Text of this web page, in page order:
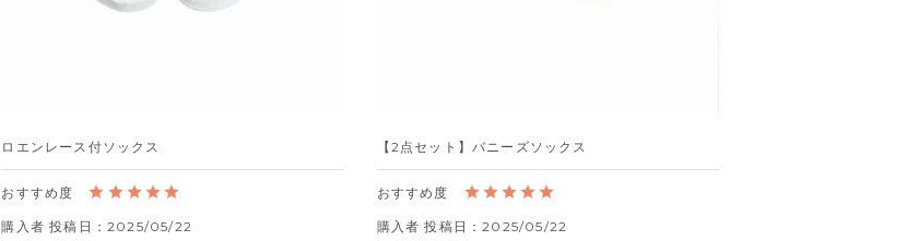
ロエンレース付ソックス
購入者 投稿日
2025/05/22
【2点セット】バニーズソックス
購入者 投稿日
2025/05/22